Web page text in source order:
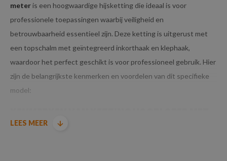
meteris een hoogwaardige hijsketting die ideaal is voor
professionele toepassingen waarbij veiligheid en
betrouwbaarheid essentieel zijn. Deze ketting is uitgerust met
een topschalm met geïntegreerd inkorthaak en klephaak,
waardoor het perfect geschikt is voor professioneel gebruik. Hier
zijn de belangrijkste kenmerken en voordelen van dit specifieke
model:
KLEP- EN INKORTHAAK GRADE 100 - Ø 8 MM -
LEES MEER